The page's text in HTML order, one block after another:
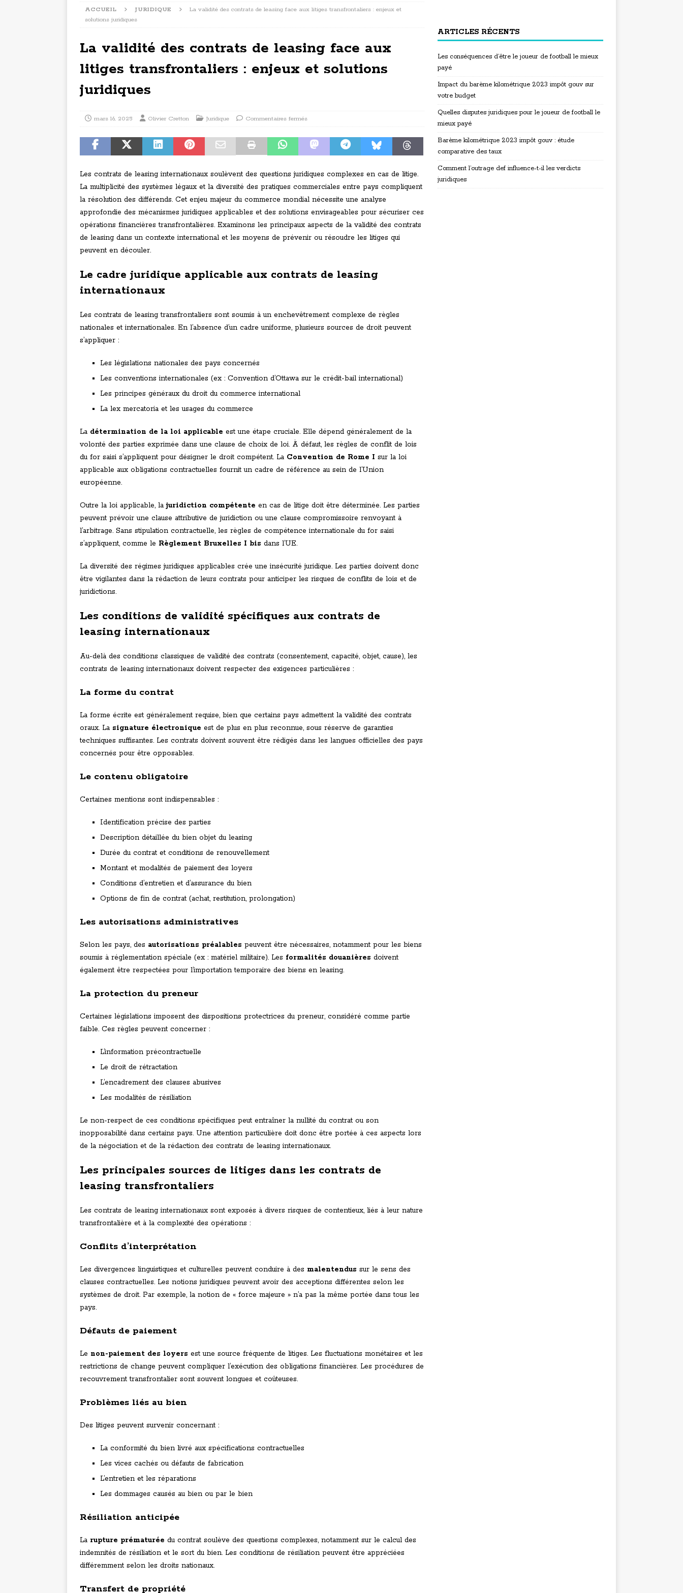
ACCUEIL JURIDIQUE
La validité des contrats de leasing face aux litiges transfrontaliers : enjeux et
solutions juridiques
La validité des contrats de leasing face aux
litiges transfrontaliers : enjeux et solutions
juridiques
mars 16, 2025 Olivier Cretton Juridique Commentaires fermés
Les contrats de leasing internationaux soulèvent des questions juridiques complexes en cas de litige.
La multiplicité des systèmes légaux et la diversité des pratiques commerciales entre pays compliquent
la résolution des différends. Cet enjeu majeur du commerce mondial nécessite une analyse
approfondie des mécanismes juridiques applicables et des solutions envisageables pour sécuriser ces
opérations financières transfrontalières. Examinons les principaux aspects de la validité des contrats
de leasing dans un contexte international et les moyens de prévenir ou résoudre les litiges qui
peuvent en découler.
Le cadre juridique applicable aux contrats de leasing
internationaux
Les contrats de leasing transfrontaliers sont soumis à un enchevêtrement complexe de règles
nationales et internationales. En l’absence d’un cadre uniforme, plusieurs sources de droit peuvent
s’appliquer :
Les législations nationales des pays concernés
Les conventions internationales (ex : Convention d’Ottawa sur le crédit-bail international)
Les principes généraux du droit du commerce international
La lex mercatoria et les usages du commerce
La détermination de la loi applicable est une étape cruciale. Elle dépend généralement de la
volonté des parties exprimée dans une clause de choix de loi. À défaut, les règles de conflit de lois
du for saisi s’appliquent pour désigner le droit compétent. La Convention de Rome I sur la loi
applicable aux obligations contractuelles fournit un cadre de référence au sein de l’Union
européenne.
Outre la loi applicable, lajuridiction compétente en cas de litige doit être déterminée. Les parties
peuvent prévoir une clause attributive de juridiction ou une clause compromissoire renvoyant à
l’arbitrage. Sans stipulation contractuelle, les règles de compétence internationale du for saisi
s’appliquent, comme le Règlement Bruxelles I bis dans l’UE.
La diversité des régimes juridiques applicables crée une insécurité juridique. Les parties doivent donc
être vigilantes dans la rédaction de leurs contrats pour anticiper les risques de conflits de lois et de
juridictions.
Les conditions de validité spécifiques aux contrats de
leasing internationaux
Au-delà des conditions classiques de validité des contrats (consentement, capacité, objet, cause), les
contrats de leasing internationaux doivent respecter des exigences particulières :
La forme du contrat
La forme écrite est généralement requise, bien que certains pays admettent la validité des contrats
oraux. La signature électronique est de plus en plus reconnue, sous réserve de garanties
techniques suffisantes. Les contrats doivent souvent être rédigés dans les langues officielles des pays
concernés pour être opposables.
Le contenu obligatoire
Certaines mentions sont indispensables :
Identification précise des parties
Description détaillée du bien objet du leasing
Durée du contrat et conditions de renouvellement
Montant et modalités de paiement des loyers
Conditions d’entretien et d’assurance du bien
Options de fin de contrat (achat, restitution, prolongation)
Les autorisations administratives
Selon les pays, des autorisations préalables peuvent être nécessaires, notamment pour les biens
soumis à réglementation spéciale (ex : matériel militaire). Les formalités douanières doivent
également être respectées pour l’importation temporaire des biens en leasing.
La protection du preneur
Certaines législations imposent des dispositions protectrices du preneur, considéré comme partie
faible. Ces règles peuvent concerner :
L’information précontractuelle
Le droit de rétractation
L’encadrement des clauses abusives
Les modalités de résiliation
Le non-respect de ces conditions spécifiques peut entraîner la nullité du contrat ou son
inopposabilité dans certains pays. Une attention particulière doit donc être portée à ces aspects lors
de la négociation et de la rédaction des contrats de leasing internationaux.
Les principales sources de litiges dans les contrats de
leasing transfrontaliers
Les contrats de leasing internationaux sont exposés à divers risques de contentieux, liés à leur nature
transfrontalière et à la complexité des opérations :
Conflits d’interprétation
Les divergences linguistiques et culturelles peuvent conduire à des malentendus sur le sens des
clauses contractuelles. Les notions juridiques peuvent avoir des acceptions différentes selon les
systèmes de droit. Par exemple, la notion de « force majeure » n’a pas la même portée dans tous les
pays.
Défauts de paiement
Le non-paiement des loyers est une source fréquente de litiges. Les fluctuations monétaires et les
restrictions de change peuvent compliquer l’exécution des obligations financières. Les procédures de
recouvrement transfrontalier sont souvent longues et coûteuses.
Problèmes liés au bien
Des litiges peuvent survenir concernant :
La conformité du bien livré aux spécifications contractuelles
Les vices cachés ou défauts de fabrication
L’entretien et les réparations
Les dommages causés au bien ou par le bien
Résiliation anticipée
La rupture prématurée du contrat soulève des questions complexes, notamment sur le calcul des
indemnités de résiliation et le sort du bien. Les conditions de résiliation peuvent être appréciées
différemment selon les droits nationaux.
Transfert de propriété
ARTICLES RÉCENTS
Les conséquences d’être le joueur de football le mieux
payé
Impact du barème kilométrique 2023 impôt gouv sur
votre budget
Quelles disputes juridiques pour le joueur de football le
mieux payé
Barème kilométrique 2023 impôt gouv : étude
comparative des taux
Comment l’outrage def influence-t-il les verdicts
juridiques